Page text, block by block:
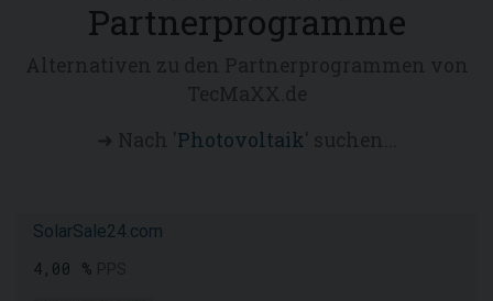
Partnerprogramme
Photovoltaik
SolarSale24.com
4,00 %